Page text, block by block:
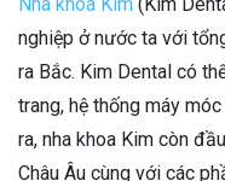
nghiệp ở nước ta với
ra Bắc. Kim Dental có
trang, hệ thống máy
ra, nha khoa Kim còn
Châu Âu cùng với các